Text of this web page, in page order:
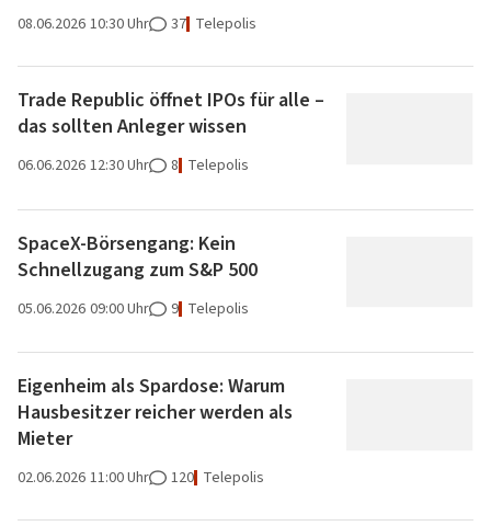
08.06.2026 10:30 Uhr 37 Telepolis
Trade Republic öffnet IPOs für alle –
das sollten Anleger wissen
06.06.2026 12:30 Uhr 8 Telepolis
SpaceX-Börsengang: Kein
Schnellzugang zum S&P 500
05.06.2026 09:00 Uhr 9 Telepolis
Eigenheim als Spardose: Warum
Hausbesitzer reicher werden als
Mieter
02.06.2026 11:00 Uhr 120 Telepolis